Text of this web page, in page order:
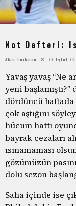
Not Defteri:
Akın Türkmen 29 Eylül
Yavaş yavaş “Ne
yeni
dördüncü
çok aştığını
hücum hattı
bayrak cezaları
ısınamaması
gözümüzün
dolu sezon
Saha içinde ise